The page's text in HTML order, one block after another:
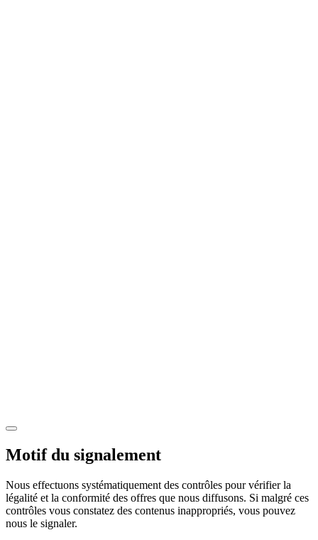
Motif du signalement
Nous effectuons systématiquement des contrôles pour vérifier la
légalité et la conformité des offres que nous diffusons. Si malgré ces
contrôles vous constatez des contenus inappropriés, vous pouvez
nous le signaler.